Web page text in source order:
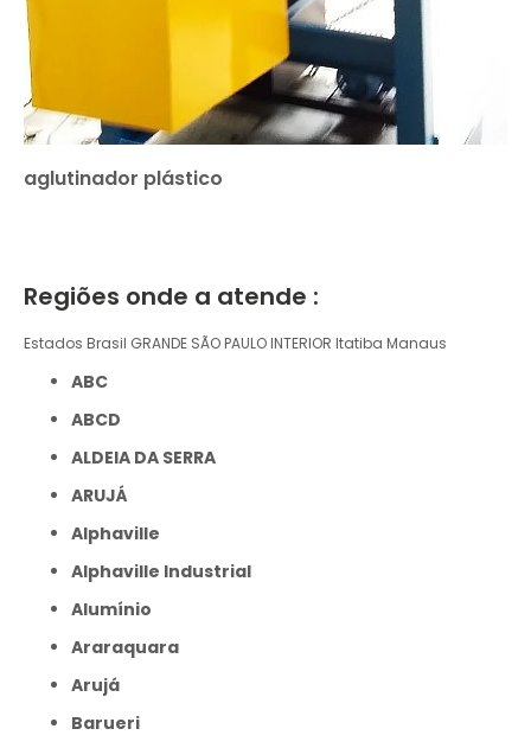
aglutinador plástico
Regiões onde a atende :
Estados Brasil GRANDE SÃO PAULO INTERIOR Itatiba Manaus
ABC
ABCD
ALDEIA DA SERRA
ARUJÁ
Alphaville
Alphaville Industrial
Alumínio
Araraquara
Arujá
Barueri